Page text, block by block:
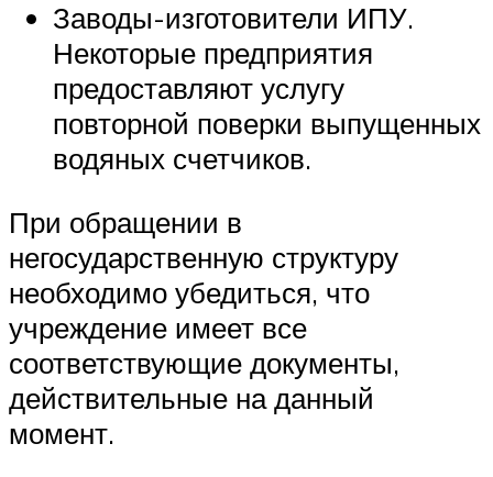
Заводы-изготовители ИПУ.
Некоторые предприятия
предоставляют услугу
повторной поверки выпущенных
водяных счетчиков.
При обращении в
негосударственную структуру
необходимо убедиться, что
учреждение имеет все
соответствующие документы,
действительные на данный
момент.